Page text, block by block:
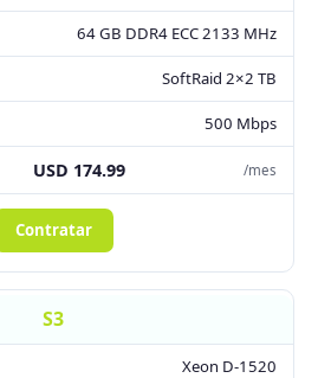
64 GB DDR4 ECC 2133 MHz
SoftRaid 2×2 TB
500 Mbps
USD 174.99 /mes
Contratar
S3
Xeon D-1520